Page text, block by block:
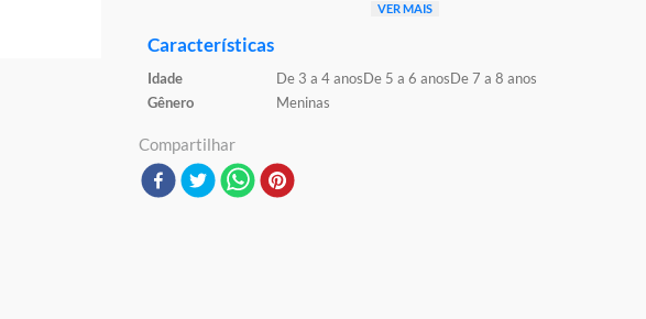
Certificação De Produtos)
Características:
Material/Composição: Plástico
Código de Barras:6932405636802
Ref: DIS1505
Marca: Disney
VER MAIS
Características
Idade De 3 a 4 anosDe 5 a 6 anosDe 7 a 8 anos
Gênero
Meninas
Compartilhar